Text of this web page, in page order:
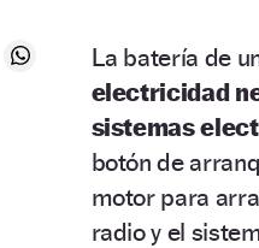
La batería de
electricidad
sistemas
botón de
motor para
radio y el